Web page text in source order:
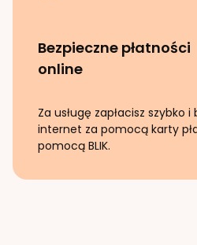
Bezpieczne płatności
online
Za usługę zapłacisz szybko
internet za pomocą karty
pomocą BLIK.